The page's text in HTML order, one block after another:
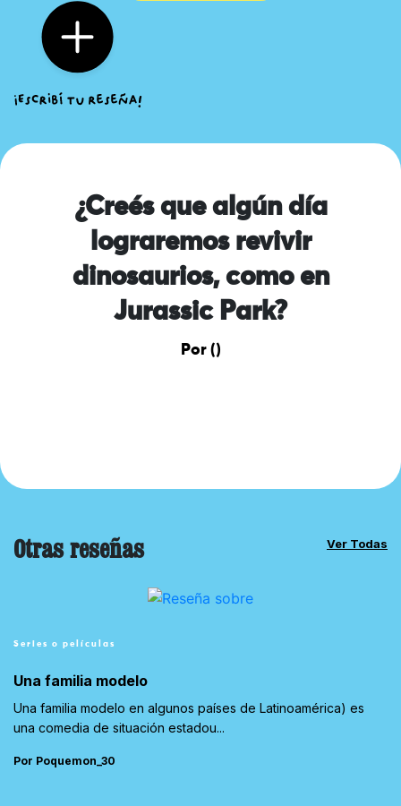
¿Creés que algún día
lograremos revivir
dinosaurios, como en
Jurassic Park?
Por ()
Otras reseñas Ver Todas
Series o películas
Una familia modelo
Una familia modelo en algunos países de Latinoamérica) es
una comedia de situación estadou...
Por Poquemon_30